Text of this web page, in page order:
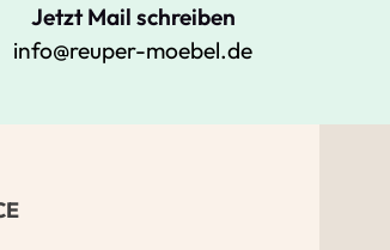
Jetzt Mail schreiben
info@reuper-moebel.de